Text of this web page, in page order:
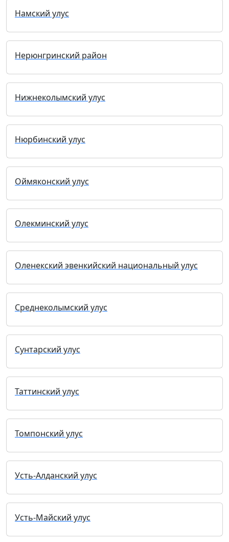
Намский улус
Нерюнгринский район
Нижнеколымский улус
Нюрбинский улус
Оймяконский улус
Олекминский улус
Оленекский эвенкийский национальный улус
Среднеколымский улус
Сунтарский улус
Таттинский улус
Томпонский улус
Усть-Алданский улус
Усть-Майский улус